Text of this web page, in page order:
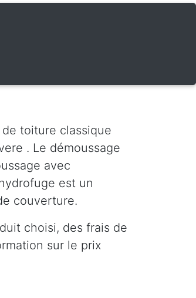
toiture classique
. Le démoussage
avec
est un
couverture.
choisi, des frais de
sur le prix